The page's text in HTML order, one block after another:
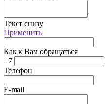
Текст снизу
Применить
Как к Вам обращаться
+7
Телефон
E-mail